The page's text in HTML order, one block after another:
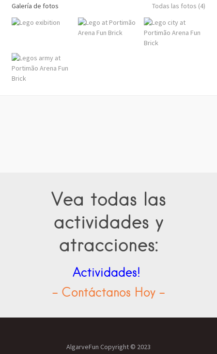
Galería de fotos Todas las fotos (4)
Vea todas las
actividades y
atracciones:
Actividades!
- Contáctanos Hoy -
AlgarveFun Copyright © 2023